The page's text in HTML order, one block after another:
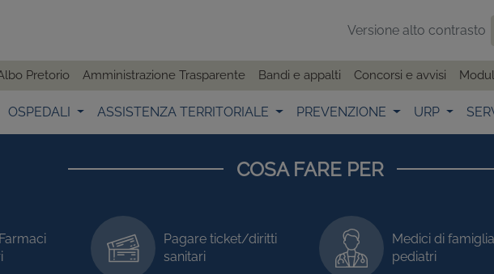
Versione alto contrasto
Pretorio Amministrazione Trasparente Bandi e appalti Concorsi e avvisi
OSPEDALI ASSISTENZA TERRITORIALE PREVENZIONE URP
COSA FARE PER
Pagare ticket/diritti
sanitari
Medici di
pediatri